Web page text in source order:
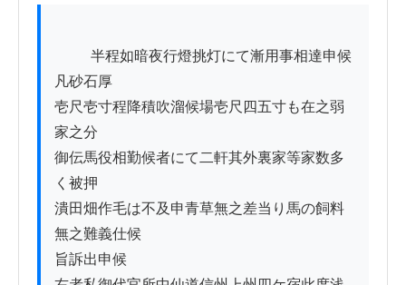
凡砂石厚
壱尺壱寸程降積吹溜候場壱尺四五寸も在之弱
家之分
御伝馬役相勤候者にて二軒其外裏家等家数多
く被押
潰田畑作毛は不及申青草無之差当り馬の飼料
無之難義仕候
旨訴出申候